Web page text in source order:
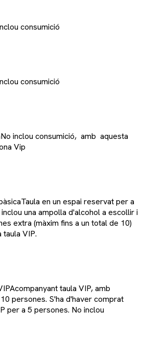
consumició
consumició
No inclou consumició, amb aquesta
Vip
Taula en un espai reservat per a
una ampolla d'alcohol a escollir i
extra (màxim fins a un total de 10)
VIP.
Acompanyant taula VIP, amb
persones. S'ha d'haver comprat
per a 5 persones. No inclou